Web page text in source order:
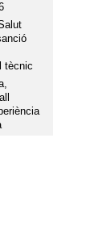
tècnic